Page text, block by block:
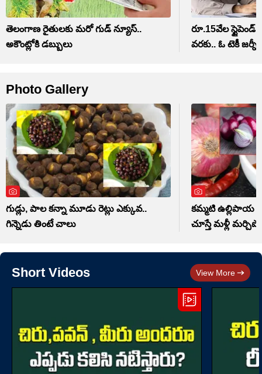
తెలంగాణ రైతులకు మరో గుడ్ న్యూస్..
అకౌంట్లోకి డబ్బులు
రూ.15వేల స్టైపెండ్
వరకు.. ఓ టెకీ జర్నీ
Photo Gallery
గుడ్లు, పాల కన్నా మూడు రెట్లు ఎక్కువ..
గిన్నెడు తింటే చాలు
కమ్మటి ఉల్లిపాయ
చూస్తే మళ్లీ
Short Videos View More